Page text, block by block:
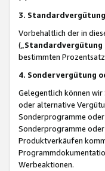
3.
Vorbehaltlich der in
(„ Standardvergütung
bestimmten
4. Sondervergütung
Gelegentlich können
oder alternative
Sonderprogramme
Sonderprogramme
Produktverkäufen
Werbeaktionen.